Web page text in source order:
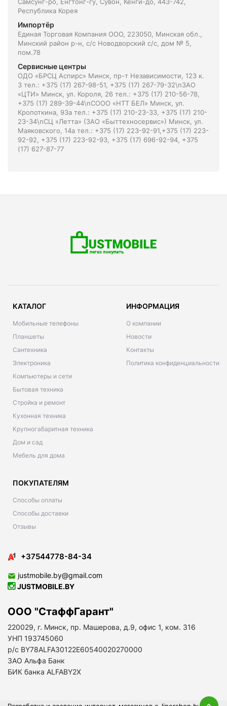
Республика Корея
Импортёр
Единая Торговая Компания ООО, 223050, Минская обл.,
Минский район р-н, с/с Новодворский с/с, дом № 5,
пом.78
Сервисные центры
ОДО «БРСЦ Аспирс» Минск, пр-т Независимости, 123 к.
3 тел.: +375 (17) 267-98-51, +375 (17) 267-79-32\nЗАО
«ЦТИ» Минск, ул. Короля, 26 тел.: +375 (17) 210-56-78,
+375 (17) 289-39-44\nСООО «НТТ БЕЛ» Минск, ул.
Кропоткина, 93а тел.: +375 (17) 210-23-33, +375 (17) 210-
23-34\nСЦ «Летта» (ЗАО «Быттехносервис») Минск, ул.
Маяковского, 14а тел.: +375 (17) 223-92-91,+375 (17) 223-
92-92, +375 (17) 223-92-93, +375 (17) 696-92-94, +375
(17) 627-87-77
КАТАЛОГ
Мобильные телефоны
Планшеты
Сантехника
Электроника
Компьютеры и сети
Бытовая техника
Стройка и ремонт
Кухонная техника
Крупногабаритная техника
Дом и сад
Мебель для дома
ИНФОРМАЦИЯ
О компании
Новости
Контакты
Политика конфиденциальности
ПОКУПАТЕЛЯМ
Способы оплаты
Способы доставки
Отзывы
+37544778-84-34
justmobile.by@gmail.com
JUSTMOBILE.BY
ООО "СтаффГарант"
220029, г. Минск, пр. Машерова, д.9, офис 1, ком. 316
УНП 193745060
р/с BY78ALFA30122E60540020270000
ЗАО Альфа Банк
БИК банка ALFABY2X